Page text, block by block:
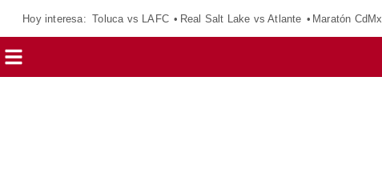
Hoy interesa: Toluca vs LAFC Real Salt Lake vs Atlante Maratón CdMx